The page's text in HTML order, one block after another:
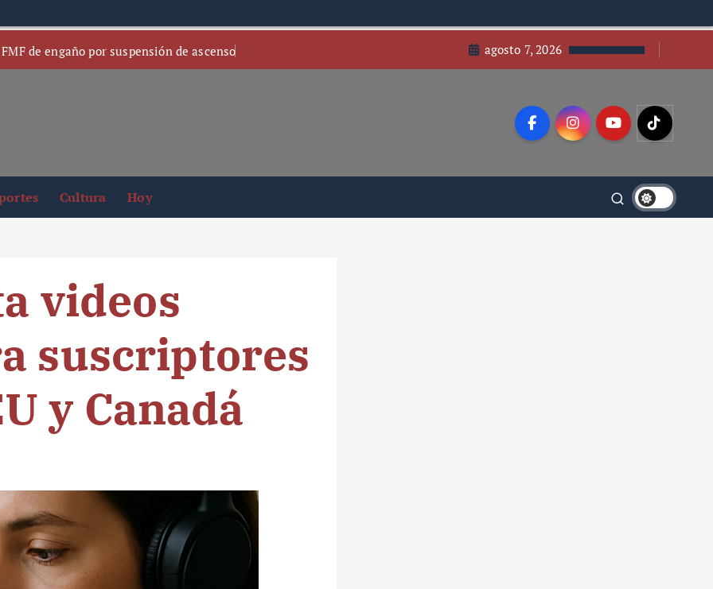
de engaño por suspensión de ascenso agosto 7, 2026
Cultura Hoy
videos
suscriptores
y Canadá